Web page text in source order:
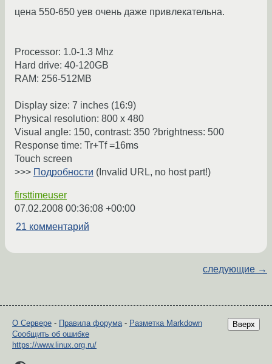
цена 550-650 уев очень даже привлекательна.
Processor: 1.0-1.3 Mhz
Hard drive: 40-120GB
RAM: 256-512MB
Display size: 7 inches (16:9)
Physical resolution: 800 x 480
Visual angle: 150, contrast: 350 ?brightness: 500
Response time: Tr+Tf =16ms
Touch screen
>>> Подробности (Invalid URL, no host part!)
firsttimeuser
07.02.2008 00:36:08 +00:00
21 комментарий
следующие →
Вверх
О Сервере - Правила форума- Разметка Markdown
Сообщить об ошибке
https://www.linux.org.ru/